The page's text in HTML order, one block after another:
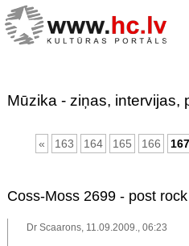
Mūzika - ziņas, intervijas,
« 163 164 165 166 167
Coss-Moss 2699 - post
Dr Scaarons, 11.09.2009., 06:23